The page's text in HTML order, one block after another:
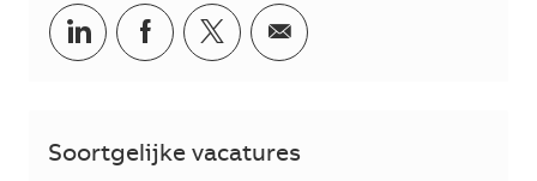
Delen via LinkedIn
Delen via Facebook
Delen via twitter
Delen via e-mail
Soortgelijke vacatures